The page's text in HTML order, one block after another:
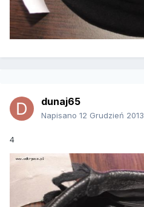
dunaj65
Napisano 12 Grudzień 2013
4